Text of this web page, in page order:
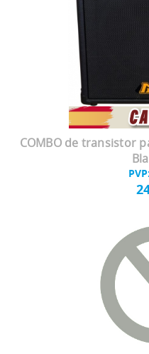
COMBO de transistor
PVP: